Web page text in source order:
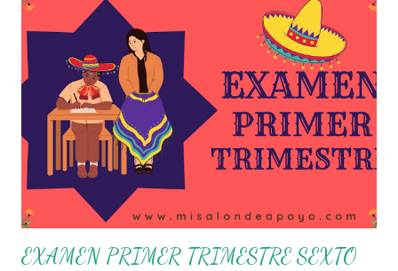
propone que el colectivo docente tome decisiones sobre
su organización, la gestión del tiempo acorde a las
necesidades de la escuela y las acciones que decidan
emprender para apropiarse y resignificar el Plan de
Estudio dentro y fuera de este espacio. En esta Primera
Sesión Ordinaria se les invita a que reflexionen y acuerden
posibles acciones a realizar colaborativamente en la escuela
y con la comunidad, a fin de atender las problemáticas
identificadas. Compañeros docentes en est...
EXAMEN PRIMER TRIMESTRE SEXTO